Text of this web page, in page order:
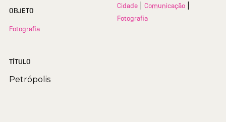
OBJETO
Fotografia
TÍTULO
Petrópolis
Cidade Comunicação
Fotografia